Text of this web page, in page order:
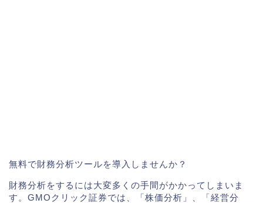
無料で財務分析ツールを導入しませんか？
財務分析をするには大変多くの手間がかかってしまいま
す。GMOクリック証券では、「株価分析」、「経営分